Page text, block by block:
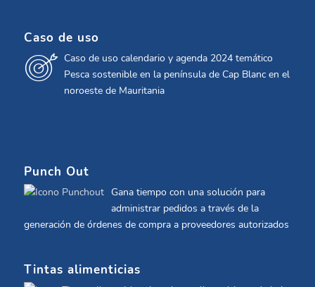
Caso de uso
Caso de uso calendario y agenda 2024 temático
Pesca sostenible en la península de Cap Blanc en el
noroeste de Mauritania
Punch Out
Gana tiempo con una solución para
administrar pedidos a través de la
generación de órdenes de compra a proveedores autorizados
Tintas alimenticias